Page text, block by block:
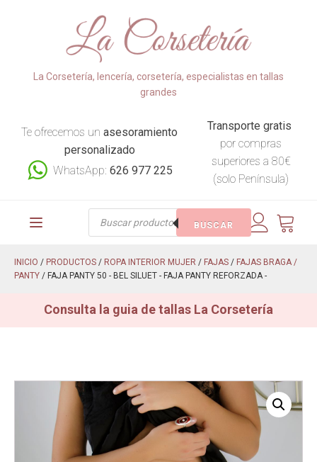
La Corsetería, lencería, corsetería, especialistas en tallas
grandes
Te ofrecemos unasesoramiento
personalizado
WhatsApp:626 977 225
Transporte gratis
por compras
superiores a 80€
(solo Península)
Búsqueda
BUSCAR
INICIO / PRODUCTOS / ROPA INTERIOR MUJER / FAJAS / FAJAS BRAGA /
PANTY / FAJA PANTY 50 - BEL SILUET - FAJA PANTY REFORZADA -
Consulta la guia de tallas La Corsetería